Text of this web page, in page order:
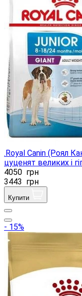
.Royal Canin (Роял
цуценят великих і
4050 грн
3443 грн
Купити
- 15%